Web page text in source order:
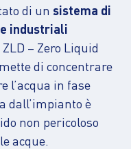
di un sistema di
industriali
ZLD – Zero Liquid
di concentrare
l’acqua in fase
dall’impianto è
non pericoloso
acque.